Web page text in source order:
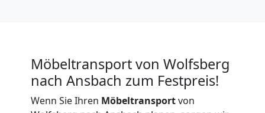
Möbeltransport von Wolfsberg
nach Ansbach zum Festpreis!
Wenn Sie Ihren Möbeltransportvon
Expressumzug
Wolfsberg